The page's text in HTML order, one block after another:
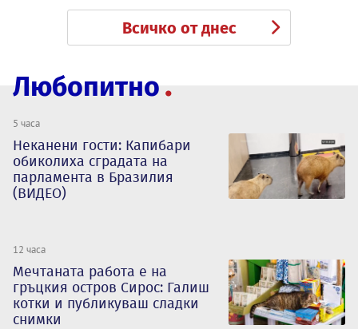
Всичко от днес
Любопитно
5 часа
Неканени гости: Капибари
обиколиха сградата на
парламента в Бразилия
(ВИДЕО)
12 часа
Мечтаната работа е на
гръцкия остров Сирос: Галиш
котки и публикуваш сладки
снимки